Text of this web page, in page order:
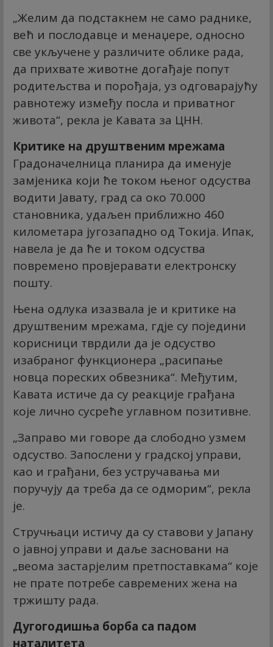
„Желим да подстакнем не само раднике,
већ и послодавце и менаџере, односно
све укључене у различите облике рада,
да прихвате животне догађаје попут
родитељства и порођаја, уз одговарајућу
равнотежу између посла и приватног
живота“, рекла је Кавата за ЦНН.
Критике на друштвеним мрежама
Градоначелница планира да именује
замјеника који ће током њеног одсуства
водити Јавату, град са око 70.000
становника, удаљен приближно 460
километара југозападно од Токија. Ипак,
навела је да ће и током одсуства
повремено провјеравати електронску
пошту.
Њена одлука изазвала је и критике на
друштвеним мрежама, гдје су поједини
корисници тврдили да је одсуство
изабраног функционера „расипање
новца пореских обвезника“. Међутим,
Кавата истиче да су реакције грађана
које лично сусреће углавном позитивне.
„Заправо ми говоре да слободно узмем
одсуство. Запослени у градској управи,
као и грађани, без устручавања ми
поручују да треба да се одморим“, рекла
је.
Стручњаци истичу да су ставови у Јапану
о јавној управи и даље засновани на
„веома застарјелим претпоставкама“ које
не прате потребе савремених жена на
тржишту рада.
Дугогодишња борба са падом
наталитета